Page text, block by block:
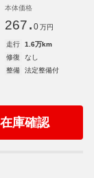
本体価格
267. 0 万円
走行
1.6万km
修復
なし
整備
法定整備付
庫確認